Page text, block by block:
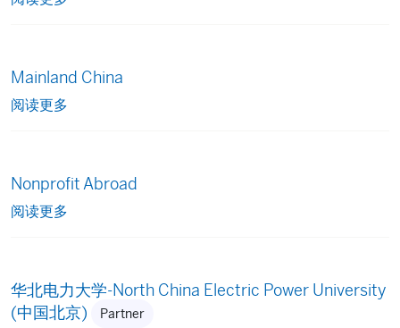
Mainland China
阅读更多
Nonprofit Abroad
阅读更多
华北电力大学-North China Electric Power University
(中国北京)
Partner